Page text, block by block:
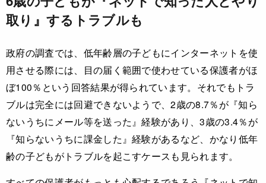
取り』するトラブルも
政府の調査では、低年齢層の子どもにインターネットを使
用させる際には、目の届く範囲で使わせている保護者がほ
ぼ100％という回答結果が得られています。それでもトラ
ブルは完全には回避できないようで、2歳の8.7％が『知ら
ないうちにメール等を送った』経験があり、3歳の3.4％が
『知らないうちに課金した』経験があるなど、かなり低年
齢の子どもがトラブルを起こすケースも見られます。